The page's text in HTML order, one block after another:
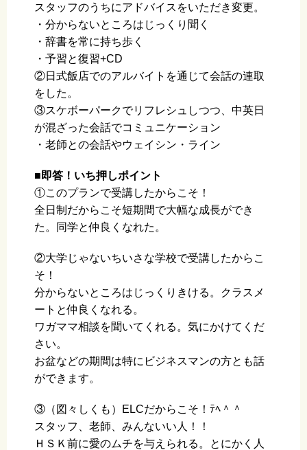
スタッフのうちにアドバイスをいただき変更。
・分からないところはじっくり聞く
・辞書を常に持ち歩く
・予習と復習+CD
②日式飯店でのアルバイトを通じて会話の連取
をした。
③スケボーパークでリフレシュしつつ、中英日
が混ざった会話でコミュニケーション
・老師との会話やウェイシン・ライン
■即答！いち押しポイント
①このプランで受講したからこそ！
全日制だからこそ短期間で大幅な成長ができ
た。同学と仲良くなれた。
②大学じゃないちいさな学校で受講したからこ
そ！
分からないところはじっくりきける。クラスメ
ートと仲良くなれる。
ワガママ相談を聞いてくれる。気にかけてくだ
さい。
お盆などの期間は特にビジネスマンの方とも話
ができます。
③（図々しくも）ELCだからこそ！ﾃﾍ＾＾
スタッフ、老師、みんないい人！！
ＨＳＫ前に愛のムチを与えられる。とにかく人